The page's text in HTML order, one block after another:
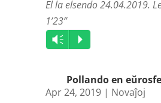
El la elsendo 24.04.2019.
1’23”
Audio
Player
Vm P
Pollando en
Apr 24, 2019| Novaĵoj